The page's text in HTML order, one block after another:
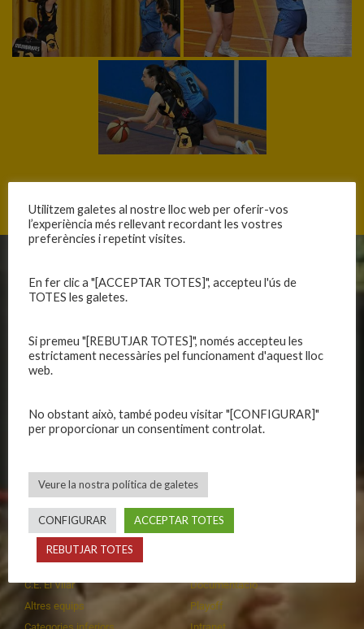
Història
Publicacions
Avís legal
Política de galetes
Privadesa a les xarxes
Equips masculins
Escola
Patrocinadors
CALENDARIS
Primer Equip Masculí
Equips federats
C.E. El Vilar
Altres equips
INFORMACIONS
Actualitat
Documentació
Playoff
Utilitzem galetes al nostre lloc web per oferir-vos
l’experiència més rellevant recordant les vostres
preferències i repetint visites.
En fer clic a "[ACCEPTAR TOTES]", accepteu l'ús de
TOTES les galetes.
Si premeu "[REBUTJAR TOTES]", només accepteu les
estrictament necessàries pel funcionament d'aquest lloc
web.
No obstant això, també podeu visitar "[CONFIGURAR]"
per proporcionar un consentiment controlat.
Veure la nostra política de galetes
CONFIGURAR ACCEPTAR TOTES
REBUTJAR TOTES